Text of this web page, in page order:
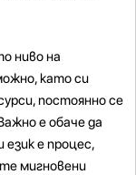
ниво на
като си
постоянно се
е обаче да
е процес,
мигновени